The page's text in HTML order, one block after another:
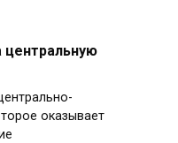
оказывает